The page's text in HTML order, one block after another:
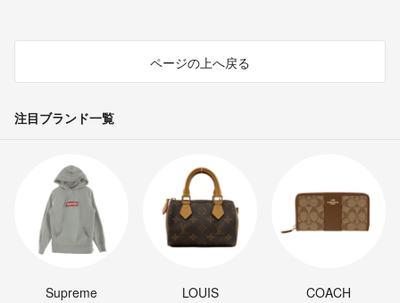
ページの上へ戻る
注目ブランド一覧
Supreme
LOUIS
COACH